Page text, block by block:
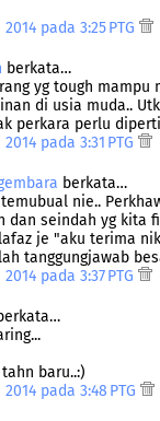
pada 3:25 PTG
berkata…
yg tough mampu
di usia muda..
perkara perlu
pada 3:31 PTG
berkata…
nie..
dan seindah yg kita
je "aku terima
tanggungjawab
pada 3:37 PTG
baru..:)
pada 3:48 PTG